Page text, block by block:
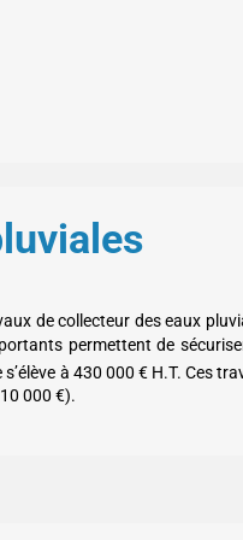
de collecteur des eaux
permettent de
à 430 000 € H.T. Ces
000 €).